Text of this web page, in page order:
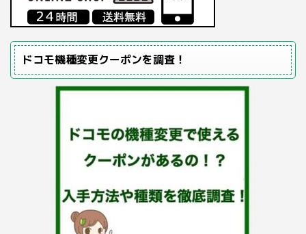
ドコモ機種変更クーポンを調査！